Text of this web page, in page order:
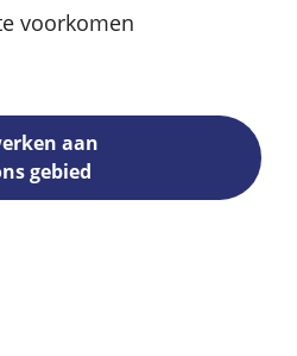
voorkomen
aan
gebied